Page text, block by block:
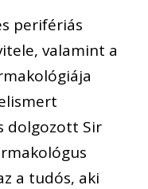
perifériás
valamint a
dolgozott Sir
a tudós, aki